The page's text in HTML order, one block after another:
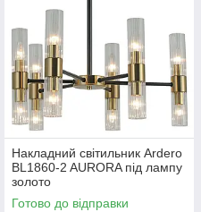
Накладний світильник Ardero
BL1860-2 AURORA під лампу
золото
Готово до відправки